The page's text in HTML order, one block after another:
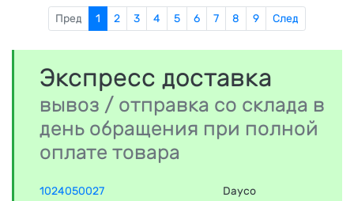
Пред 1 2 3 4 5 6 7 8 9 След
Экспресс доставка
вывоз / отправка со склада в
день обращения при полной
оплате товара
1024050027
Dayco